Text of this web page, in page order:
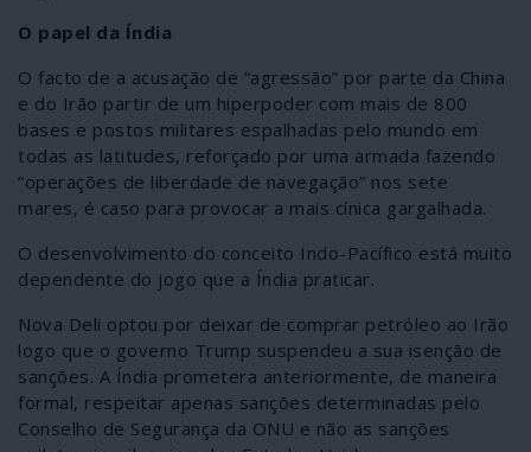
O papel da Índia
O facto de a acusação de “agressão” por parte da China
e do Irão partir de um hiperpoder com mais de 800
bases e postos militares espalhadas pelo mundo em
todas as latitudes, reforçado por uma armada fazendo
“operações de liberdade de navegação” nos sete
mares, é caso para provocar a mais cínica gargalhada.
O desenvolvimento do conceito Indo-Pacífico está muito
dependente do jogo que a Índia praticar.
Nova Deli optou por deixar de comprar petróleo ao Irão
logo que o governo Trump suspendeu a sua isenção de
sanções. A Índia prometera anteriormente, de maneira
formal, respeitar apenas sanções determinadas pelo
Conselho de Segurança da ONU e não as sanções